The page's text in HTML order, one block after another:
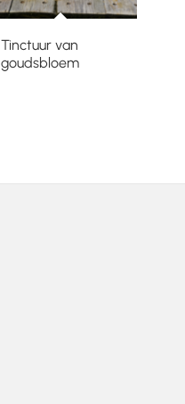
Tinctuur van
goudsbloem